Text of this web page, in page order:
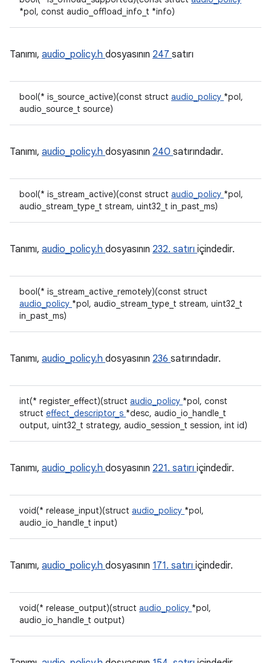
*pol, const audio_offload_info_t *info)
Tanımı, audio_policy.h dosyasının 247 satırı
bool(* is_source_active)(const struct audio_policy *pol,
audio_source_t source)
Tanımı, audio_policy.h dosyasının 240 satırındadır.
bool(* is_stream_active)(const struct audio_policy *pol,
audio_stream_type_t stream, uint32_t in_past_ms)
Tanımı, audio_policy.h dosyasının 232. satırı içindedir.
bool(* is_stream_active_remotely)(const struct
audio_policy *pol, audio_stream_type_t stream, uint32_t
in_past_ms)
Tanımı, audio_policy.h dosyasının 236 satırındadır.
int(* register_effect)(struct audio_policy *pol, const
struct effect_descriptor_s *desc, audio_io_handle_t
output, uint32_t strategy, audio_session_t session, int id)
Tanımı, audio_policy.h dosyasının 221. satırı içindedir.
void(* release_input)(struct audio_policy *pol,
audio_io_handle_t input)
Tanımı, audio_policy.h dosyasının 171. satırı içindedir.
void(* release_output)(struct audio_policy *pol,
audio_io_handle_t output)